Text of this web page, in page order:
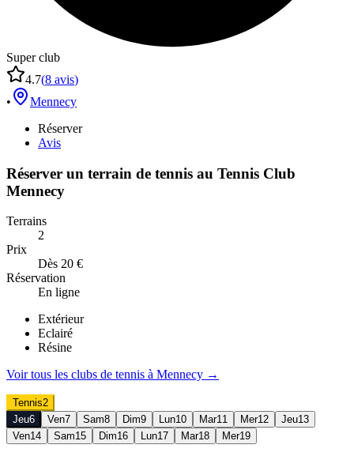
Super club
4.7(8 avis)
•
Mennecy
Réserver
Avis
Réserver un terrain de tennis au Tennis Club
Mennecy
Terrains
2
Prix
Dès 20 €
Réservation
En ligne
Extérieur
Eclairé
Résine
Voir tous les clubs de tennis à Mennecy →
Tennis2
Jeu6 Ven7 Sam8 Dim9 Lun10 Mar11 Mer12 Jeu13
Ven14 Sam15 Dim16 Lun17 Mar18 Mer19